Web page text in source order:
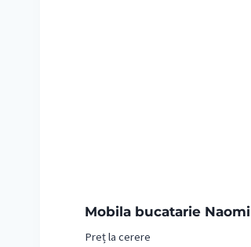
Mobila bucatarie Naomi
Preț la cerere